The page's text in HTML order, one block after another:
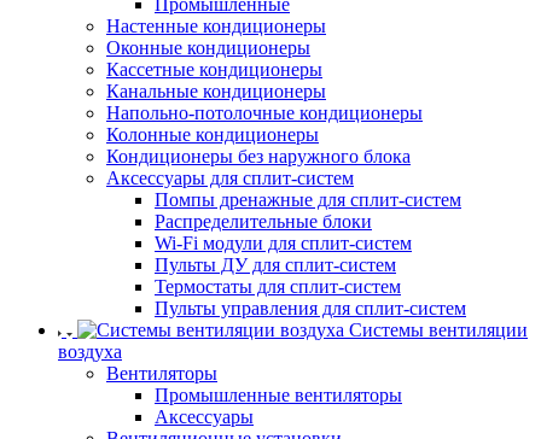
Промышленные
Настенные кондиционеры
Оконные кондиционеры
Кассетные кондиционеры
Канальные кондиционеры
Напольно-потолочные кондиционеры
Колонные кондиционеры
Кондиционеры без наружного блока
Аксессуары для сплит-систем
Помпы дренажные для сплит-систем
Распределительные блоки
Wi-Fi модули для сплит-систем
Пульты ДУ для сплит-систем
Термостаты для сплит-систем
Пульты управления для сплит-систем
Системы вентиляции
воздуха
Вентиляторы
Промышленные вентиляторы
Аксессуары